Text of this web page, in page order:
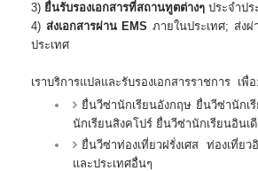
3) ยื่นรับรองเอกสารที่สถานทูตต่างๆ ประจำปร
4) ส่งเอกสารผ่าน EMSภายในประเทศ; ส่ง
ประเทศ
เราบริการแปลและรับรองเอกสารราชการ เพื่อ:
ยื่นวีซ่านักเรียนอังกฤษ ยื่นวีซ่านักเ
นักเรียนสิงคโปร์ ยื่นวีซ่านักเรียนอินเ
ยื่นวีซ่าท่องเที่ยวฝรั่งเศส ท่องเที่ย
และประเทศอื่นๆ